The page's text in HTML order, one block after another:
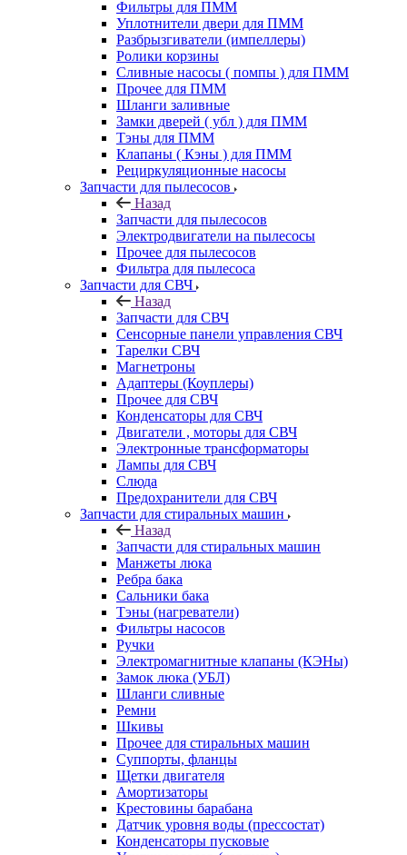
Фильтры для ПММ
Уплотнители двери для ПММ
Разбрызгиватели (импеллеры)
Ролики корзины
Сливные насосы ( помпы ) для ПММ
Прочее для ПММ
Шланги заливные
Замки дверей ( убл ) для ПММ
Тэны для ПММ
Клапаны ( Кэны ) для ПММ
Рециркуляционные насосы
Запчасти для пылесосов
Назад
Запчасти для пылесосов
Электродвигатели на пылесосы
Прочее для пылесосов
Фильтра для пылесоса
Запчасти для СВЧ
Назад
Запчасти для СВЧ
Сенсорные панели управления СВЧ
Тарелки СВЧ
Магнетроны
Адаптеры (Коуплеры)
Прочее для СВЧ
Конденсаторы для СВЧ
Двигатели , моторы для СВЧ
Электронные трансформаторы
Лампы для СВЧ
Слюда
Предохранители для СВЧ
Запчасти для стиральных машин
Назад
Запчасти для стиральных машин
Манжеты люка
Ребра бака
Сальники бака
Тэны (нагреватели)
Фильтры насосов
Ручки
Электромагнитные клапаны (КЭНы)
Замок люка (УБЛ)
Шланги сливные
Ремни
Шкивы
Прочее для стиральных машин
Суппорты, фланцы
Щетки двигателя
Амортизаторы
Крестовины барабана
Датчик уровня воды (прессостат)
Конденсаторы пусковые